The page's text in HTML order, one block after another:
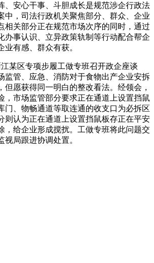
安心干事、斗胆成长是规范涉企行政法
中，司法行政机关聚焦部分、群众、企业
相关部分正在规范市场次序的同时，通过
办事认识、立异政策轨制等行动配合帮企
有感、群众有获。
区专项步履工做专班召开政企座谈
监管、应急、消防对于食物出产企业安拆
但愿获得同一明白的整改看法。经领会，
，市场监管部分要求正在通道上设置挡鼠
门、物畅通道等取连通的收支口为必拆区
则认为正在通道上设置挡鼠板存正在平安
，给企业形成搅扰。工做专班将此问题交
视局跟进协调处置。